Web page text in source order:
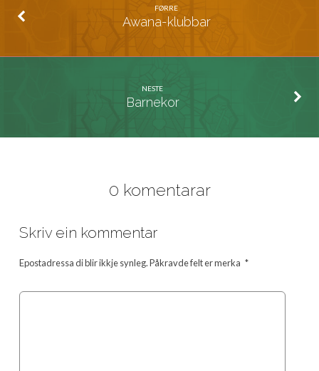
FØRRE
Awana-klubbar
NESTE
Barnekor
0 komentarar
Skriv ein kommentar
Epostadressa di blir ikkje synleg.Påkravde felt er merka *